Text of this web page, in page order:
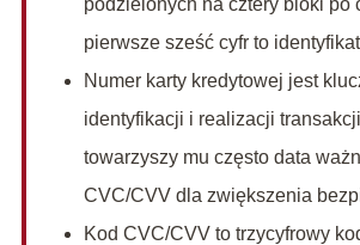
pierwsze sześć cyfr to
Numer karty kredytowej jest
identyfikacji i realizacji
towarzyszy mu często data
CVC/CVV dla zwiększenia
Kod CVC/CVV to trzycyfrowy